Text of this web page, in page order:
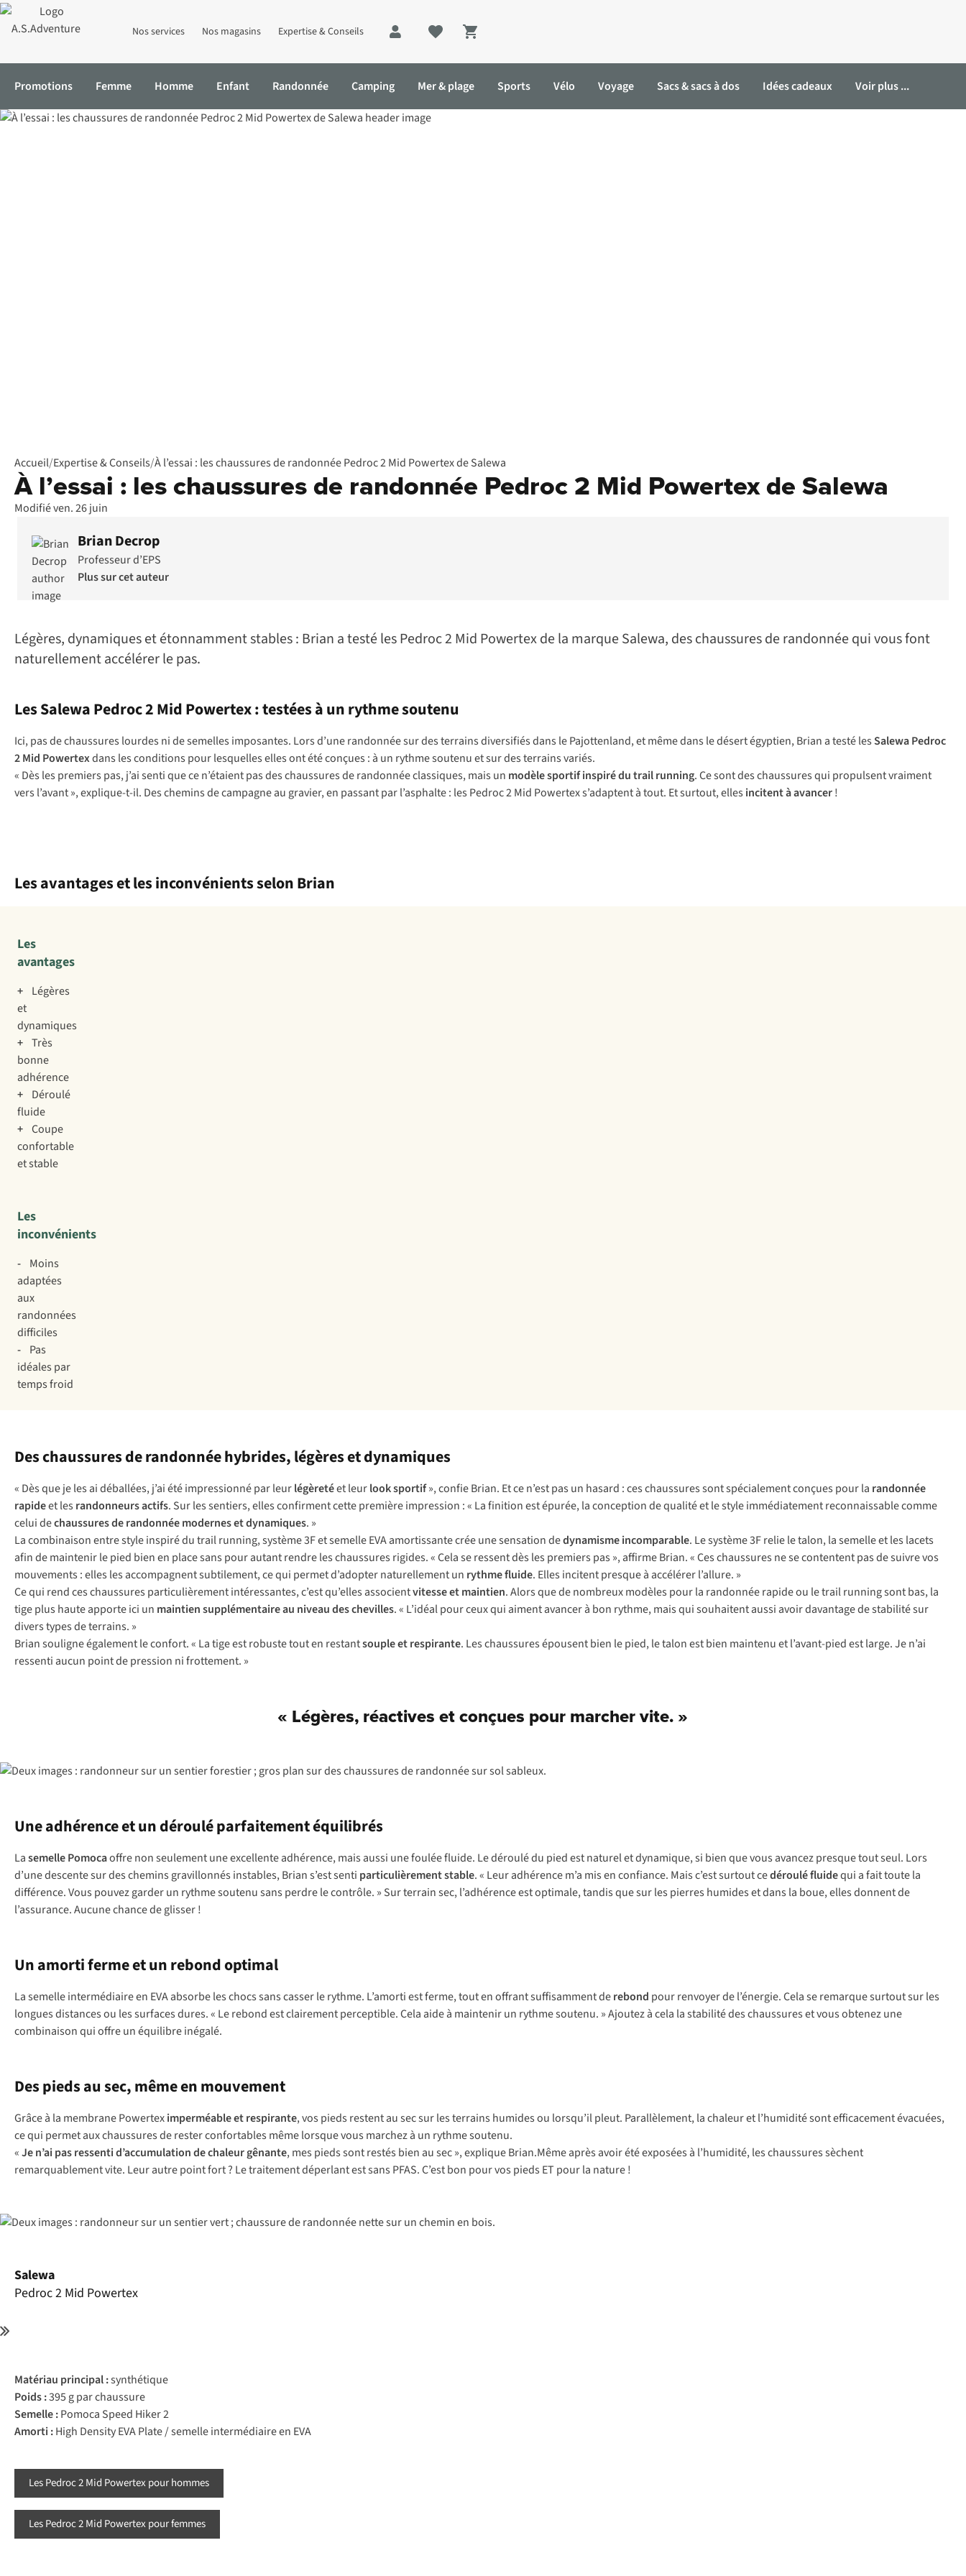
Nos services Nos magasins Expertise & Conseils
Shopping cart
Promotions Femme Homme Enfant Randonnée Camping Mer & plage Sports Vélo Voyage Sacs & sacs à dos Idées cadeaux Voir plus ...
Accueil/Expertise & Conseils/À l’essai : les chaussures de randonnée Pedroc 2 Mid Powertex de Salewa
À l’essai : les chaussures de randonnée Pedroc 2 Mid Powertex de Salewa
Modifié ven. 26 juin
Brian Decrop
Professeur d’EPS
Plus sur cet auteur
Légères, dynamiques et étonnamment stables : Brian a testé les Pedroc 2 Mid Powertex de la marque Salewa, des chaussures de randonnée qui vous font
naturellement accélérer le pas.
Les Salewa Pedroc 2 Mid Powertex : testées à un rythme soutenu
Ici, pas de chaussures lourdes ni de semelles imposantes. Lors d’une randonnée sur des terrains diversifiés dans le Pajottenland, et même dans le désert égyptien, Brian a testé lesSalewa Pedroc
2 Mid Powertexdans les conditions pour lesquelles elles ont été conçues : à un rythme soutenu et sur des terrains variés.
« Dès les premiers pas, j’ai senti que ce n’étaient pas des chaussures de randonnée classiques, mais un modèle sportif inspiré dutrail running. Ce sont des chaussures qui propulsent vraiment
vers l’avant », explique-t-il. Des chemins de campagne au gravier, en passant par l’asphalte : les Pedroc 2 Mid Powertex s’adaptent à tout. Et surtout, elles incitent à avancer!
Les avantages et les inconvénients selon Brian
Les
avantages
+ Légères
et
dynamiques
+ Très
bonne
adhérence
+ Déroulé
fluide
+ Coupe
confortable
et stable
Les
inconvénients
- Moins
adaptées
aux
randonnées
difficiles
- Pas
idéales par
temps froid
Des chaussures de randonnée hybrides, légères et dynamiques
« Dès que je les ai déballées, j’ai été impressionné par leurlégèretéet leurlook sportif», confie Brian. Et ce n’est pas un hasard : ces chaussures sont spécialement conçues pour la randonnée
rapideet les randonneurs actifs. Sur les sentiers, elles confirment cette première impression : « La finition est épurée, la conception de qualité et le style immédiatement reconnaissable comme
celui dechaussures de randonnée modernes et dynamiques. »
La combinaison entre style inspiré du trail running, système 3F et semelle EVA amortissante crée une sensation dedynamisme incomparable. Le système 3F relie le talon, la semelle et les lacets
afin de maintenir le pied bien en place sans pour autant rendre les chaussures rigides. « Cela se ressent dès les premiers pas », affirme Brian. « Ces chaussures ne se contentent pas de suivre vos
mouvements : elles les accompagnent subtilement, ce qui permet d’adopter naturellement un rythme fluide. Elles incitent presque à accélérer l’allure. »
Ce qui rend ces chaussures particulièrement intéressantes, c’est qu’elles associentvitesse et maintien. Alors que de nombreux modèles pour la randonnée rapide ou le trail running sont bas, la
tige plus haute apporte ici un maintien supplémentaire au niveau des chevilles. « L’idéal pour ceux qui aiment avancer à bon rythme, mais qui souhaitent aussi avoir davantage de stabilité sur
divers types de terrains. »
Brian souligne également le confort. « La tige est robuste tout en restantsouple et respirante. Les chaussures épousent bien le pied, le talon est bien maintenu et l’avant-pied est large. Je n’ai
ressenti aucun point de pression ni frottement. »
« Légères, réactives et conçues pour marcher vite. »
Une adhérence et un déroulé parfaitement équilibrés
Lasemelle Pomocaoffre non seulement une excellente adhérence, mais aussi une foulée fluide. Le déroulé du pied est naturel et dynamique, si bien que vous avancez presque tout seul. Lors
d’une descente sur des chemins gravillonnés instables, Brian s’est senti particulièrementstable. « Leur adhérence m’a mis en confiance. Mais c’est surtout cedéroulé fluidequi a fait toute la
différence. Vous pouvez garder un rythme soutenu sans perdre le contrôle. » Sur terrain sec, l’adhérence est optimale, tandis que sur les pierres humides et dans la boue, elles donnent de
l’assurance. Aucune chance de glisser !
Un amorti ferme et un rebond optimal
La semelle intermédiaire en EVA absorbe les chocs sans casser le rythme. L’amorti est ferme, tout en offrant suffisamment derebond pour renvoyer de l’énergie. Cela se remarque surtout sur les
longues distances ou les surfaces dures. « Le rebond est clairement perceptible. Cela aide à maintenir un rythme soutenu. » Ajoutez à cela la stabilité des chaussures et vous obtenez une
combinaison qui offre un équilibre inégalé.
Des pieds au sec, même en mouvement
Grâce à la membrane Powerteximperméable et respirante, vos pieds restent au sec sur les terrains humides ou lorsqu’il pleut. Parallèlement, la chaleur et l’humidité sont efficacement évacuées,
ce qui permet aux chaussures de rester confortables même lorsque vous marchez à un rythme soutenu.
«Je n’ai pas ressenti d’accumulation de chaleur gênante, mes pieds sont restés bien au sec », explique Brian.Même après avoir été exposées à l’humidité, les chaussures sèchent
remarquablement vite. Leur autre point fort ? Le traitement déperlant est sans PFAS. C’est bon pour vos pieds ET pour la nature !
Salewa
Pedroc 2 Mid Powertex
Matériau principal :synthétique
Poids :395 g par chaussure
Semelle :Pomoca Speed Hiker 2
Amorti :High Density EVA Plate / semelle intermédiaire en EVA
Les Pedroc 2 Mid Powertex pour hommes
Les Pedroc 2 Mid Powertex pour femmes